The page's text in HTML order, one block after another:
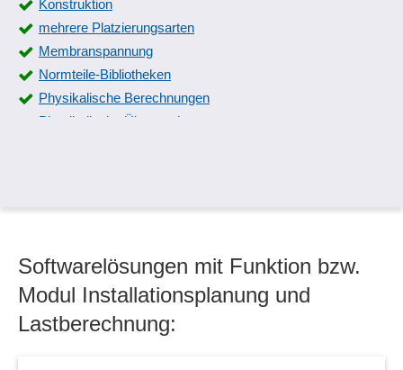
Konstruktion
mehrere Platzierungsarten
Membranspannung
Normteile-Bibliotheken
Physikalische Berechnungen
Physikalische Überwachung
Relaiskarten
Rohrleitungsisometrien
Rohrleitungsplanung
Schaltungsdiagramme und Schaltungspläne
Softwarelösungen mit Funktion bzw.
Modul Installationsplanung und
Lastberechnung: